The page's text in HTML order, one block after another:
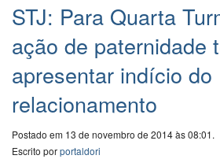
STJ: Para Quarta
ação de paternidade
apresentar indício do
relacionamento
Postado em 13 de novembro de 2014 às 08:01.
Escrito porportaldori